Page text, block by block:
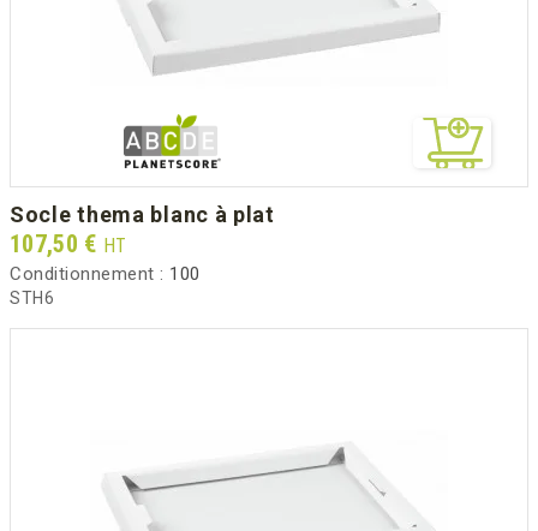
socle thema blanc à plat
Prix
107,50 € HT
Conditionnement : 100
STH6